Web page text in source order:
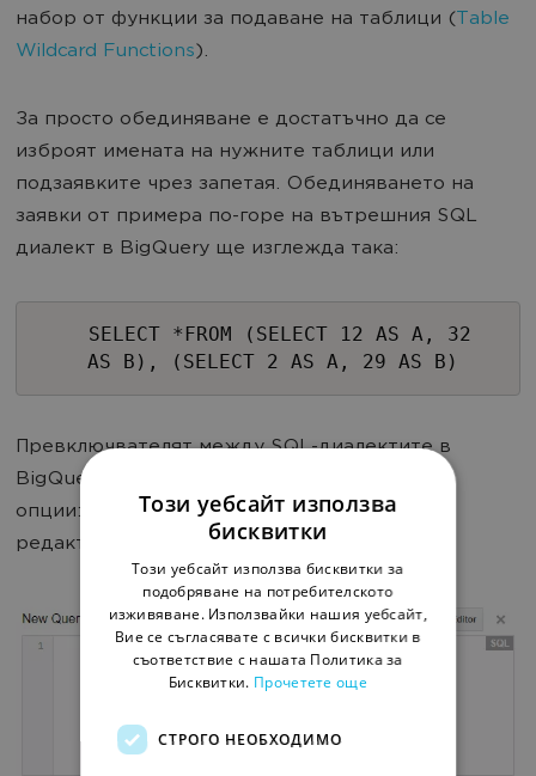
набор от функции за подаване на таблици ( Table
Wildcard Functions).
За просто обединяване е достатъчно да се
изброят имената на нужните таблици или
подзаявките чрез запетая. Обединяването на
заявки от примера по-горе на вътрешния SQL
диалект в BigQuery ще изглежда така:
SELECT *FROM (SELECT 12 AS A, 32
AS B), (SELECT 2 AS A, 29 AS B)
Превключвателят между SQL-диалектите в
BigQuery се намира в интерфейса в блока с
опции: натиснете бутона Show options под
редактора на заявки.
Този уебсайт използва
бисквитки
Този уебсайт използва бисквитки за
подобряване на потребителското
изживяване. Използвайки нашия уебсайт,
Вие се съгласявате с всички бисквитки в
съответствие с нашата Политика за
Бисквитки. Прочетете още
СТРОГО НЕОБХОДИМО